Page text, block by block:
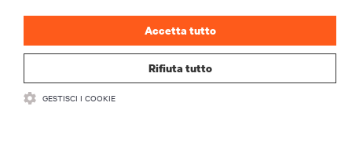
CONTATTACI
Rifiuta tutto
Accetta tutto
GESTISCI I COOKIE